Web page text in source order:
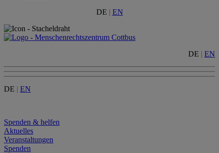
DE | EN
DE | EN
DE | EN
Spenden & helfen
Aktuelles
Veranstaltungen
Spenden